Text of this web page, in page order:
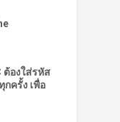
ต้องใส่รหัส
ครั้ง เพื่อ